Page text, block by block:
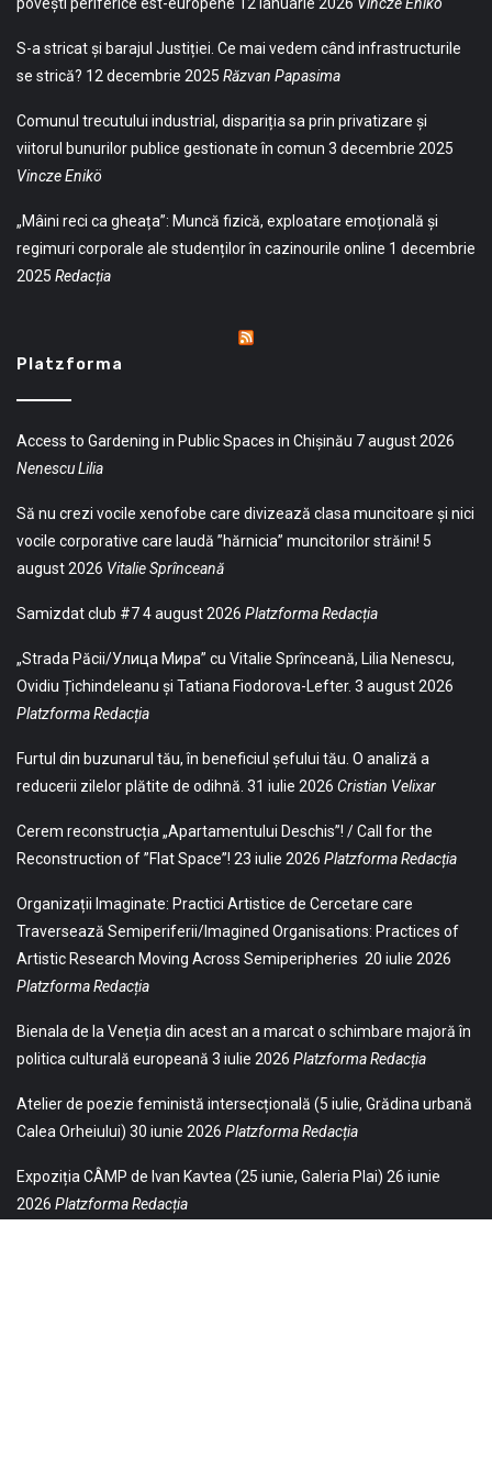
S-a stricat și barajul Justiției. Ce mai vedem când infrastructurile
se strică? 12 decembrie 2025 Răzvan Papasima
Comunul trecutului industrial, dispariția sa prin privatizare și
viitorul bunurilor publice gestionate în comun 3 decembrie 2025
Vincze Enikö
„Mâini reci ca gheața”: Muncă fizică, exploatare emoțională și
regimuri corporale ale studenților în cazinourile online 1 decembrie
2025 Redacția
Platzforma
Access to Gardening in Public Spaces in Chișinău 7 august 2026
Nenescu Lilia
Să nu crezi vocile xenofobe care divizează clasa muncitoare și nici
vocile corporative care laudă ”hărnicia” muncitorilor străini! 5
august 2026 Vitalie Sprînceană
Samizdat club #74 august 2026 Platzforma Redacția
„Strada Păcii/Улица Мира” cu Vitalie Sprînceană, Lilia Nenescu,
Ovidiu Țichindeleanu și Tatiana Fiodorova-Lefter. 3 august 2026
Platzforma Redacția
Furtul din buzunarul tău, în beneficiul șefului tău. O analiză a
reducerii zilelor plătite de odihnă. 31 iulie 2026 Cristian Velixar
Cerem reconstrucția „Apartamentului Deschis”! / Call for the
Reconstruction of ”Flat Space”! 23 iulie 2026 Platzforma Redacția
Organizații Imaginate: Practici Artistice de Cercetare care
Traversează Semiperiferii/Imagined Organisations: Practices of
Artistic Research Moving Across Semiperipheries 20 iulie 2026
Platzforma Redacția
Bienala de la Veneția din acest an a marcat o schimbare majoră în
politica culturală europeană 3 iulie 2026 Platzforma Redacția
Atelier de poezie feministă intersecțională (5 iulie, Grădina urbană
Calea Orheiului) 30 iunie 2026 Platzforma Redacția
Expoziția CÂMP de Ivan Kavtea (25 iunie, Galeria Plai) 26 iunie
2026 Platzforma Redacția